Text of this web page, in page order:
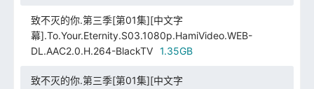
致不灭的你.第三季[第01集][中文字
幕].To.Your.Eternity.S03.1080p.HamiVideo.WEB-
DL.AAC2.0.H.264-BlackTV
1.35GB
致不灭的你.第三季[第01集][中文字